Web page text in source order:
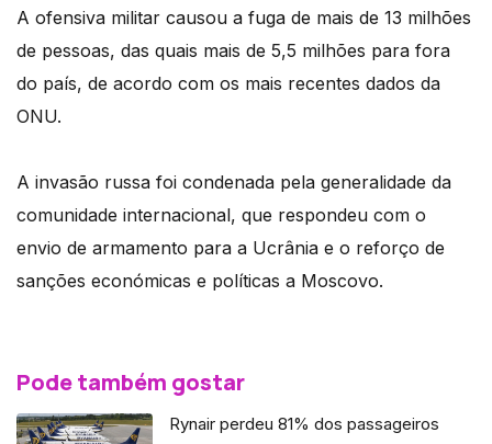
A ofensiva militar causou a fuga de mais de 13 milhões
de pessoas, das quais mais de 5,5 milhões para fora
do país, de acordo com os mais recentes dados da
ONU.
A invasão russa foi condenada pela generalidade da
comunidade internacional, que respondeu com o
envio de armamento para a Ucrânia e o reforço de
sanções económicas e políticas a Moscovo.
Pode também gostar
Rynair perdeu 81% dos passageiros